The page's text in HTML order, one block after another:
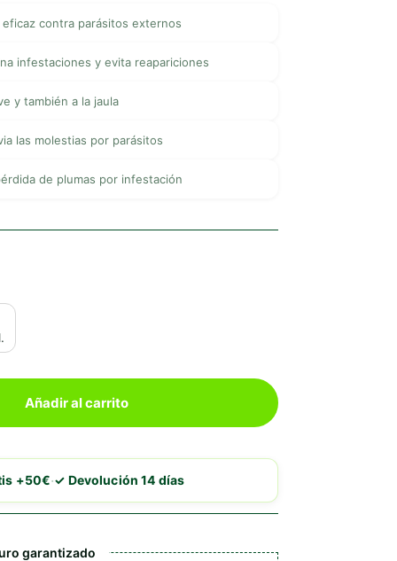
eficaz contra parásitos externos
infestaciones y evita reapariciones
y también a la jaula
las molestias por parásitos
de plumas por infestación
Añadir al carrito
+50€·✓ Devolución 14 días
garantizado